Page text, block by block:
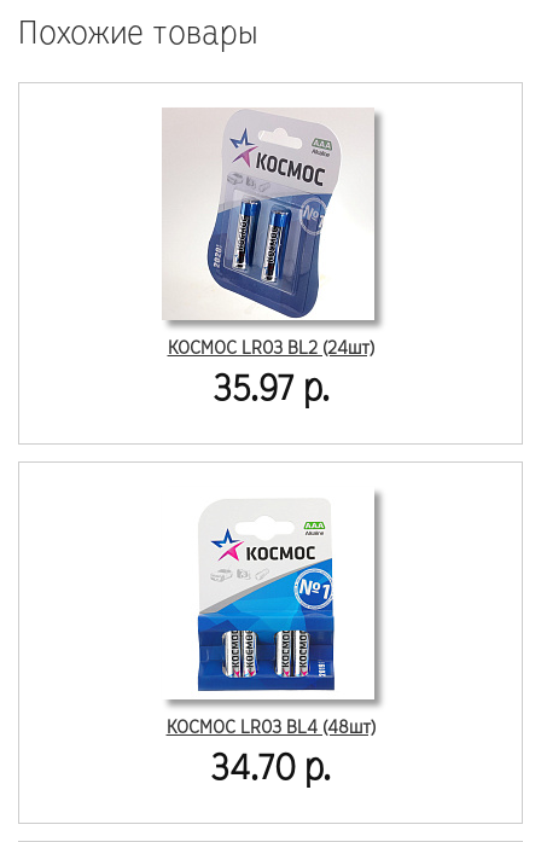
Похожие товары
КОСМОС LR03 BL2 (24шт)
35.97 р.
КОСМОС LR03 BL4 (48шт)
34.70 р.